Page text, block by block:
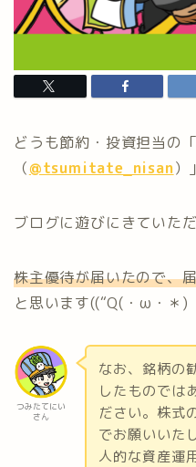
どうも節約・投資担当の
（@tsumitate_nisan）
ブログに遊びにきていた
株主優待が届いたので、
と思います((“Q(・ω・＊)
つみたてにい
さん
なお、銘柄の
したものでは
ださい。株式
でお願いいた
人的な資産運